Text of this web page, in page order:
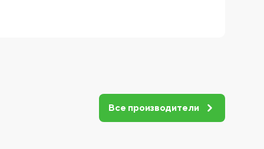
Все производители